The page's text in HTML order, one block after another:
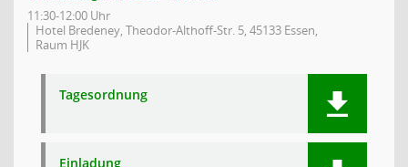
11:30-12:00 Uhr
Hotel Bredeney, Theodor-Althoff-Str. 5, 45133 Essen,
Raum HJK
Tagesordnung
Einladung